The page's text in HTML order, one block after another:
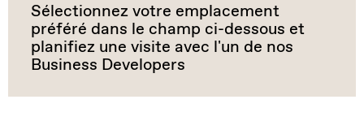
Sélectionnez votre emplacement
préféré dans le champ ci-dessous et
planifiez une visite avec l'un de nos
Business Developers